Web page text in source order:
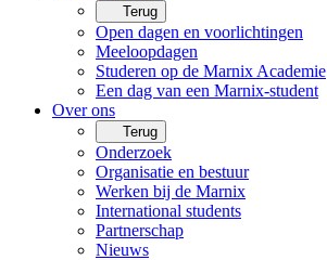
Terug
Open dagen en voorlichtingen
Meeloopdagen
Studeren op de Marnix Academie
Een dag van een Marnix-student
Over ons
Terug
Onderzoek
Organisatie en bestuur
Werken bij de Marnix
International students
Partnerschap
Nieuws